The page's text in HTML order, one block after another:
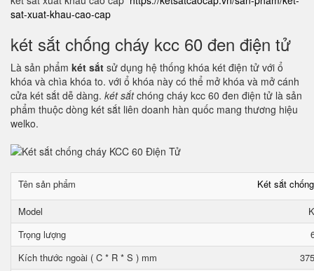
sat-xuat-khau-cao-cap
két sắt chống cháy kcc 60 đen điện tử
Là sản phẩm két sắt sử dụng hệ thống khóa két điện tử với ổ
khóa và chìa khóa to. với ổ khóa này có thể mở khóa và mở cánh
cửa két sắt dễ dàng. két sắtchóng cháy kcc 60 đen điện tử là sản
phẩm thuộc dòng két sắt liên doanh hàn quốc mang thương hiệu
welko.
Tên sản phẩm Két sắt
Model
Trọng lượng
Kích thước ngoài ( C * R * S ) mm